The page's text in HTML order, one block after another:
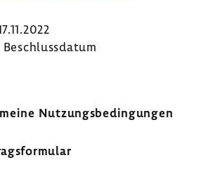
Nutzungsbedingungen